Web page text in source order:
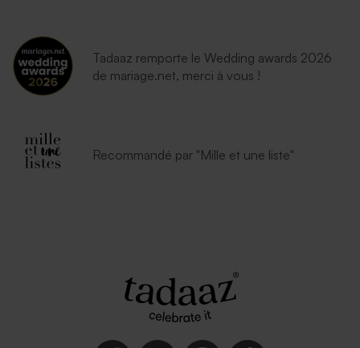
Tadaaz remporte le Wedding awards 2026
de mariage.net, merci à vous !
Recommandé par "Mille et une liste"